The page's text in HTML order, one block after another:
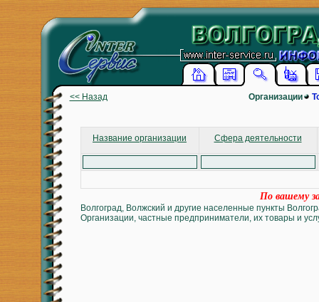
<< Назад Организации
Название организации Сфера деятельности
По вашему
Волгоград, Волжский и другие населенные пункты
Организации, частные предприниматели, их товары и